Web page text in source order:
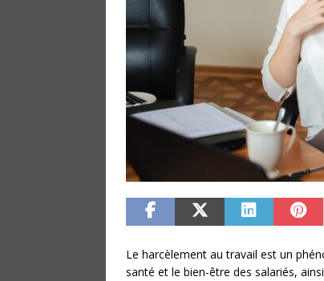
Le harcèlement au travail est un
santé et le bien-être des salariés,